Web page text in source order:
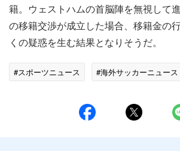
籍。ウェストハムの首脳陣を無視して
の移籍交渉が成立した場合、移籍金の
くの疑惑を生む結果となりそうだ。
#スポーツニュース #海外サッカーニュース